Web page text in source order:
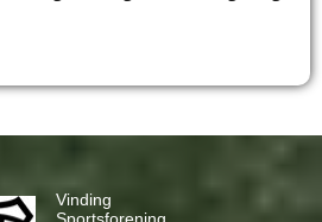
Vinding